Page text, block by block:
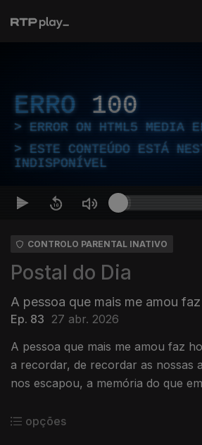
ERRO 100
ERROR ON HTML5 MEDIA
ESTE CONTEÚDO ESTÁ
INDISPONÍVEL
CONTROLO PARENTAL INATIVO
Postal do Dia
A pessoa que mais me amou
Ep. 83 27 abr. 2026
A pessoa que mais me amou faz
a recordar, de recordar as nossas
nos escapou, a memória do que
opções